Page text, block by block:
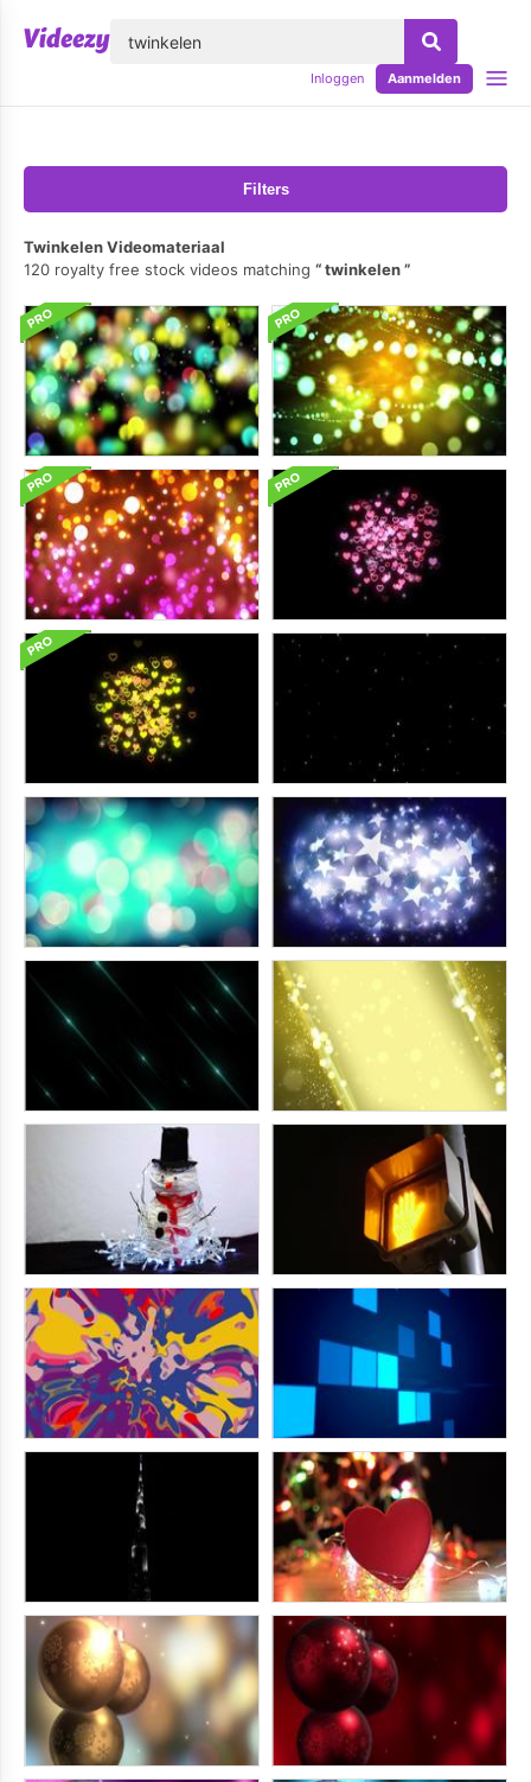
Inloggen Aanmelden
Filters
Twinkelen Videomateriaal
120 royalty free stock videos matching
twinkelen